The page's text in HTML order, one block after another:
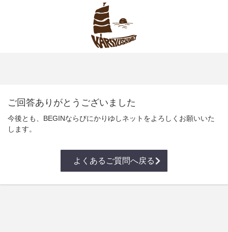
ご回答ありがとうございました
今後とも、BEGINならびにかりゆしネットをよろしくお願いいた
します。
よくあるご質問へ戻る